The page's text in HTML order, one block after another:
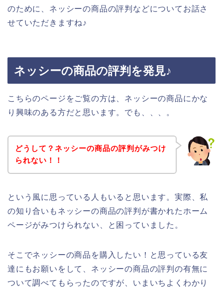
のために、ネッシーの商品の評判などについてお話さ
せていただきますね♪
ネッシーの商品の評判を発見♪
こちらのページをご覧の方は、ネッシーの商品にかな
り興味のある方だと思います。でも、、、。
どうして？ネッシーの商品の評判がみつけ
られない！！
という風に思っている人もいると思います。実際、私
の知り合いもネッシーの商品の評判が書かれたホーム
ページがみつけられない、と困っていました。
そこでネッシーの商品を購入したい！と思っている友
達にもお願いをして、ネッシーの商品の評判の有無に
ついて調べてもらったのですが、いまいちよくわかり